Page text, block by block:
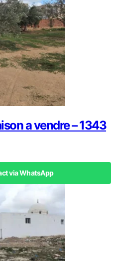
a vendre – 1343
via WhatsApp